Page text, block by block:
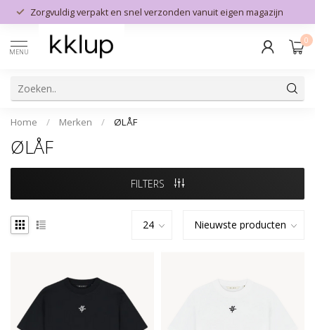
Zorgvuldig verpakt en snel verzonden vanuit eigen magazijn
MENU
0
Home / Merken / ØLÅF
ØLÅF
FILTERS